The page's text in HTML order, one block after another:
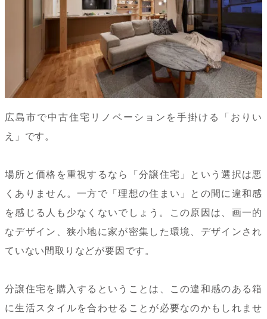
広島市で中古住宅リノベーションを手掛ける「おりい
え」です。
場所と価格を重視するなら「分譲住宅」という選択は悪
くありません。一方で「理想の住まい」との間に違和感
を感じる人も少なくないでしょう。この原因は、画一的
なデザイン、狭小地に家が密集した環境、デザインされ
ていない間取りなどが要因です。
分譲住宅を購入するということは、この違和感のある箱
に生活スタイルを合わせることが必要なのかもしれませ